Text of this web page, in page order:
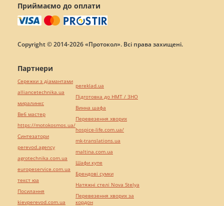
Приймаємо до оплати
Copyright © 2014-2026 «Протокол». Всі права захищені.
Партнери
Сережки з діамантами
alliancetechnika.ua
миралинкс
Веб мастер
https://motokosmos.ua/
Синтезатори
perevod.agency
agrotechnika.com.ua
europeservice.com.ua
текст юа
Посилання
kievperevod.com.ua
pereklad.ua
Підготовка до НМТ / ЗНО
Винна шафа
Перевезення хворих
hospice-life.com.ua/
mk-translations.ua
maltina.com.ua
Шафи купе
Брендові сумки
Натяжні стелі Nova Stelya
Перевезення хворих за
кордон